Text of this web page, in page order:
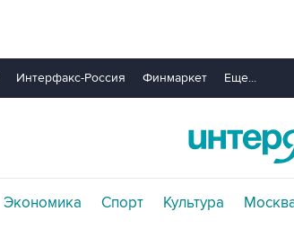
Интерфакс-Россия Финмаркет Еще...
Экономика Спорт Культура